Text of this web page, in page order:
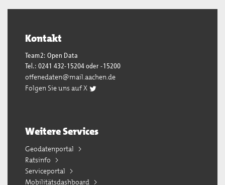
Kontakt
Team2: Open Data
Tel.: 0241 432-15204 oder -15200
offenedaten@mail.aachen.de
Folgen Sie uns auf X
Weitere Services
Geodatenportal
Ratsinfo
Serviceportal
Mobilitätsdashboard